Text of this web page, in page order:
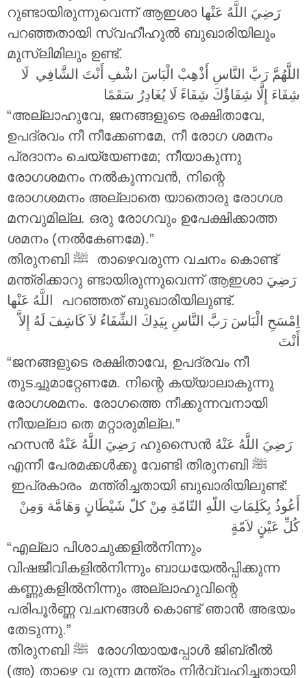
റുണ്ടായിരുന്നുവെന്ന് ആഇശാ رَضِيَ اللَّهُ عَنْها
പറഞ്ഞതായി സ്വഹീഹുൽ ബുഖാരിയിലും
മുസ്ലിമിലും ഉണ്ട്.
اللَّهُمَّ رَبَّ النَّاسِ أَذْهِبْ الْبَاسَ اشْفِ أَنْتَ الشَّافِي لَا
شِفَاءَ إِلَّا شِفَاؤُكَ شِفَاءً لَا يُغَادِرُ سَقَمًا
“അല്ലാഹുവേ, ജനങ്ങളുടെ രക്ഷിതാവേ,
ഉപദ്രവം നീ നീക്കേണമേ, നീ രോഗ ശമനം
പ്രദാനം ചെയ്യേണമേ; നീയാകുന്നു
രോഗശമനം നൽകുന്നവൻ, നിന്റെ
രോഗശമനം അല്ലാതെ യാതൊരു രോഗശ
മനവുമില്ല. ഒരു രോഗവും ഉപേക്ഷിക്കാത്ത
ശമനം (നൽകേണമേ).”
തിരുനബി ‎ﷺ താഴെവരുന്ന വചനം കൊണ്ട്
മന്ത്രിക്കാറു ണ്ടായിരുന്നുവെന്ന് ആഇശാ رَضِيَ
اللَّهُ عَنْها
പറഞ്ഞത് ബുഖാരിയിലുണ്ട്.
اِمْسَحِ الْبَاسَ رَبَّ النَّاسِ بِيَدِكَ الشِّفَاءُ لاَ كَاشِفَ لَهُ إِلاَّ
أَنْتَ
“ജനങ്ങളുടെ രക്ഷിതാവേ, ഉപദ്രവം നീ
തുടച്ചുമാറ്റേണമേ. നിന്റെ കയ്യാലാകുന്നു
രോഗശമനം. രോഗത്തെ നീക്കുന്നവനായി
നീയല്ലാ തെ മറ്റാരുമില്ല.”
ഹസൻ رَضِيَ اللَّهُ عَنْهُ ഹുസൈൻ رَضِيَ اللَّهُ عَنْهُ
എന്നീ പേരമക്കൾക്കു വേണ്ടി തിരുനബി ‎ﷺ
ഇപ്രകാരം മന്ത്രിച്ചതായി ബുഖാരിയിലുണ്ട്:
أَعُوذُ بِكَلِمَاتِ اللّهِ التّامّةِ مِنْ كلّ شَيْطَانٍ وَهَامَّة وَمِنْ
كُلِّ عَيْنٍ لاَمّةٍ
“എല്ലാ പിശാചുക്കളിൽനിന്നും
വിഷജീവികളിൽനിന്നും ബാധയേൽപ്പിക്കുന്ന
കണ്ണുകളിൽനിന്നും അല്ലാഹുവിന്റെ
പരിപൂർണ്ണ വചനങ്ങൾ കൊണ്ട് ഞാൻ അഭയം
തേടുന്നു.”
തിരുനബി ‎ﷺ രോഗിയായപ്പോൾ ജിബ്രീൽ
(അ) താഴെ വ രുന്ന മന്ത്രം നിർവ്വഹിച്ചതായി